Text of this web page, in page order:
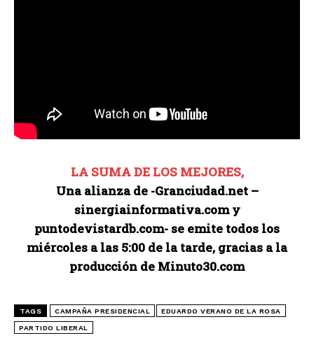
LA SUMA DE LOS MEJORES,
Una alianza de -Granciudad.net –
sinergiainformativa.com y
puntodevistardb.com- se emite todos los
miércoles a las 5:00 de la tarde, gracias a la
producción de Minuto30.com
TAGS CAMPAÑA PRESIDENCIAL EDUARDO VERANO DE LA ROSA
PARTIDO LIBERAL